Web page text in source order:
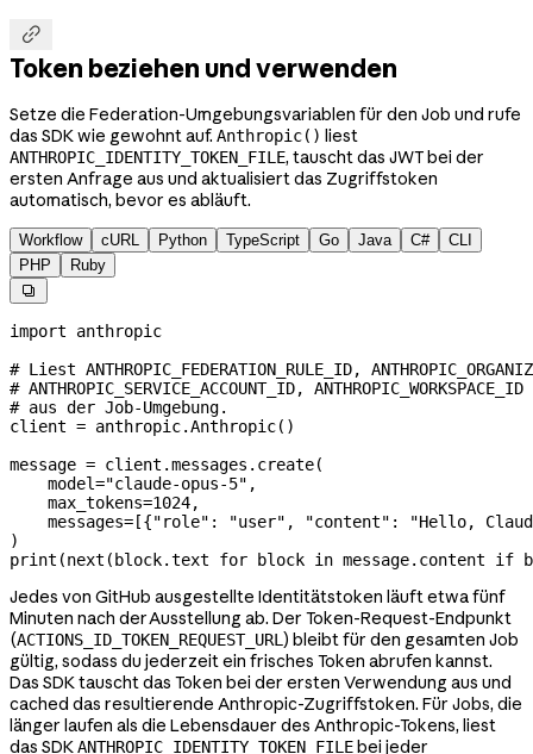

Token beziehen und verwenden
Setze die Federation-Umgebungsvariablen für den Job und rufe
das SDK wie gewohnt auf. Anthropic() liest
ANTHROPIC_IDENTITY_TOKEN_FILE, tauscht das JWT bei der
ersten Anfrage aus und aktualisiert das Zugriffstoken
automatisch, bevor es abläuft.
Workflow cURL Python TypeScript Go Java C#
CLI
PHP
Ruby

import anthropic
# Liest ANTHROPIC_FEDERATION_RULE_ID,
# ANTHROPIC_SERVICE_ACCOUNT_ID,
# aus der Job-Umgebung.
client = anthropic.Anthropic()
message = client.messages.create(
    model
="claude-opus-5" ,
    max_tokens
=1024,
    messages
= [{"role" : "user" , "content" :
"Hello,
)
print (next (block.text for block in message.content if
Jedes von GitHub ausgestellte Identitätstoken läuft etwa fünf
Minuten nach der Ausstellung ab. Der Token-Request-Endpunkt
(ACTIONS_ID_TOKEN_REQUEST_URL) bleibt für den gesamten Job
gültig, sodass du jederzeit ein frisches Token abrufen kannst.
Das SDK tauscht das Token bei der ersten Verwendung aus und
cached das resultierende Anthropic-Zugriffstoken. Für Jobs, die
länger laufen als die Lebensdauer des Anthropic-Tokens, liest
das SDKANTHROPIC_IDENTITY_TOKEN_FILEbei jeder